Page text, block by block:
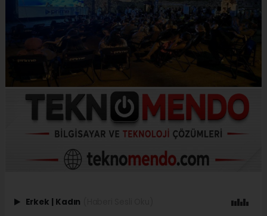
Erkek | Kadın